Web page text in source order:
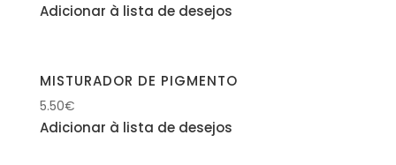
Adicionar à lista de desejos
MISTURADOR DE PIGMENTO
5.50€
Adicionar à lista de desejos